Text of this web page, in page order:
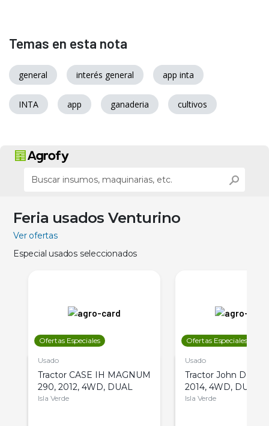
Temas en esta nota
general interés general app inta
INTA app ganaderia cultivos
Feria usados Venturino
Ver ofertas
Especial usados seleccionados
Ofertas Especiales
Usado
Tractor CASE IH MAGNUM
290, 2012, 4WD, DUAL
Isla Verde
Ofertas Especiales
Usado
Tractor John Deere
2014, 4WD, DUAL
Isla Verde